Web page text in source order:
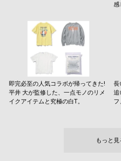
感
即完必至の人気コラボが帰ってきた!
平井 大が監修した、一点モノのリメ
イクアイテムと究極の白T。
長
追
フ
もっと見